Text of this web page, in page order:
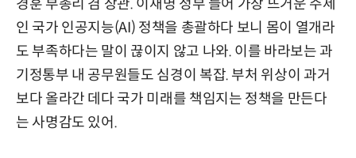
경훈 부총리 겸 장관. 이재명 정부 들어 가장 뜨거운 주제
인 국가 인공지능(AI) 정책을 총괄하다 보니 몸이 열개라
도 부족하다는 말이 끊이지 않고 나와. 이를 바라보는 과
기정통부 내 공무원들도 심경이 복잡. 부처 위상이 과거
보다 올라간 데다 국가 미래를 책임지는 정책을 만든다
는 사명감도 있어.